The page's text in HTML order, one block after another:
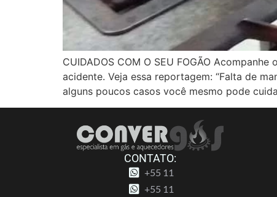
CUIDADOS COM O SEU FOGÃO
acidente. Veja essa reportagem: “Falta de
alguns poucos casos você mesmo pode
CONTATO:
+55 11
+55 11